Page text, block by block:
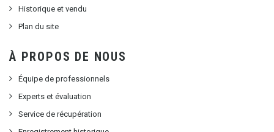
Historique et vendu
Plan du site
À PROPOS DE NOUS
Équipe de professionnels
Experts et évaluation
Service de récupération